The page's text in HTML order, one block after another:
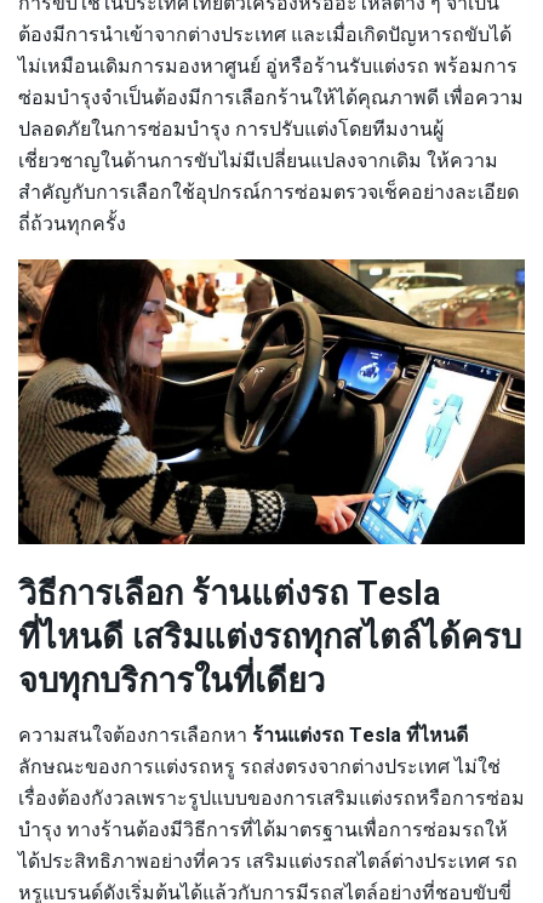
ต้องมีการนำเข้าจากต่างประเทศ และเมื่อเกิดปัญหารถขับได้
ไม่เหมือนเดิมการมองหาศูนย์ อู่หรือร้านรับแต่งรถ พร้อมการ
ซ่อมบำรุงจำเป็นต้องมีการเลือกร้านให้ได้คุณภาพดี เพื่อความ
ปลอดภัยในการซ่อมบำรุง การปรับแต่งโดยทีมงานผู้
เชี่ยวชาญในด้านการขับไม่มีเปลี่ยนแปลงจากเดิม ให้ความ
สำคัญกับการเลือกใช้อุปกรณ์การซ่อมตรวจเช็คอย่างละเอียด
ถี่ถ้วนทุกครั้ง
วิธีการเลือก ร้านแต่งรถ Tesla
ที่ไหนดี เสริมแต่งรถทุกสไตล์ได้ครบ
จบทุกบริการในที่เดียว
ความสนใจต้องการเลือกหา ร้านแต่งรถ Tesla ที่ไหนดี
ลักษณะของการแต่งรถหรู รถส่งตรงจากต่างประเทศ ไม่ใช่
เรื่องต้องกังวลเพราะรูปแบบของการเสริมแต่งรถหรือการซ่อม
บำรุง ทางร้านต้องมีวิธีการที่ได้มาตรฐานเพื่อการซ่อมรถให้
ได้ประสิทธิภาพอย่างที่ควร เสริมแต่งรถสไตล์ต่างประเทศ รถ
หรูแบรนด์ดังเริ่มต้นได้แล้วกับการมีรถสไตล์อย่างที่ชอบขับขี่